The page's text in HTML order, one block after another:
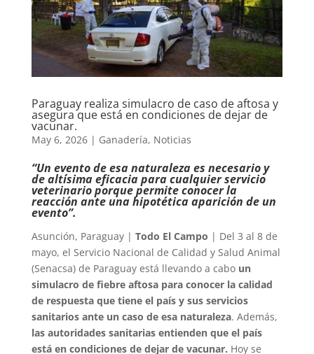
Paraguay realiza simulacro de caso de aftosa y
asegura que está en condiciones de dejar de
vacunar.
May 6, 2026| Ganadería, Noticias
“Un evento de esa naturaleza es necesario y
de altísima eficacia para cualquier servicio
veterinario porque permite conocer la
reacción ante una hipotética aparición de un
evento”.
Asunción, Paraguay | Todo El Campo | Del 3 al 8 de
mayo, el Servicio Nacional de Calidad y Salud Animal
(Senacsa) de Paraguay está llevando a cabo un
simulacro de fiebre aftosa para conocer la calidad
de respuesta que tiene el país y sus servicios
sanitarios ante un caso de esa naturaleza. Además,
las autoridades sanitarias entienden que el país
está en condiciones de dejar de vacunar. Hoy se